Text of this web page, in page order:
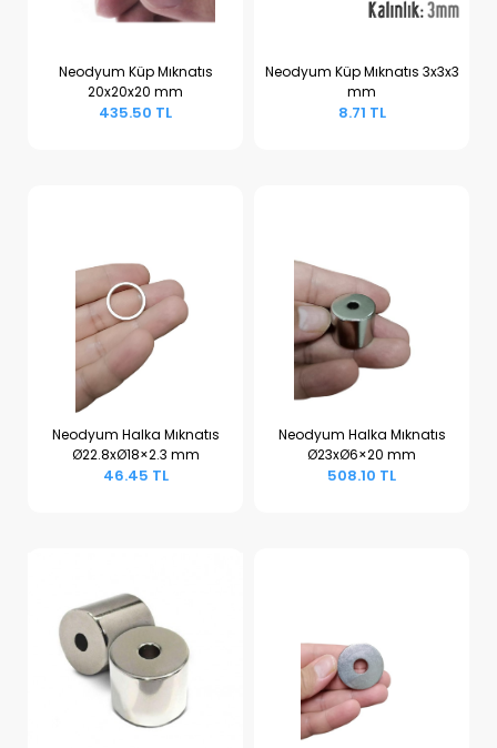
Sepete Ekle
Neodyum Küp Mıknatıs
20x20x20 mm
435.50 TL
Sepete Ekle
Neodyum Küp Mıknatıs 3x3x3
mm
8.71 TL
Sepete Ekle
Neodyum Halka Mıknatıs
Ø22.8xØ18×2.3 mm
46.45 TL
Sepete Ekle
Neodyum Halka Mıknatıs
Ø23xØ6×20 mm
508.10 TL